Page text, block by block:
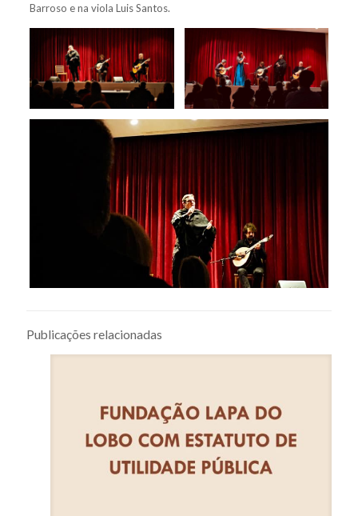
Barroso e na viola Luis Santos.
Publicações relacionadas